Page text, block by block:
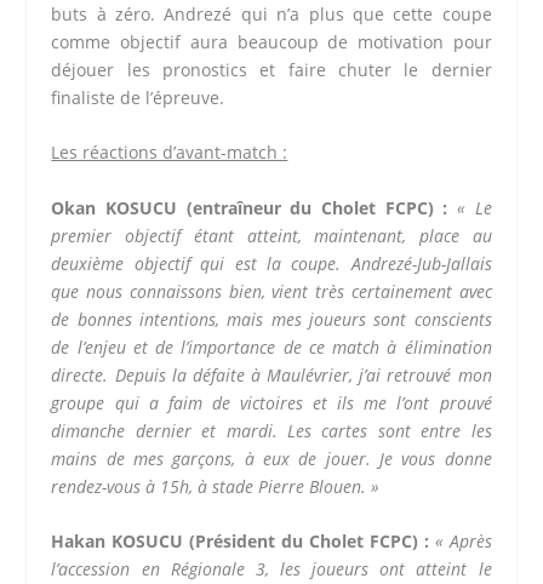
buts à zéro. Andrezé qui n’a plus que cette coupe
comme objectif aura beaucoup de motivation pour
déjouer les pronostics et faire chuter le dernier
finaliste de l’épreuve.
Les réactions d’avant-match :
Okan KOSUCU (entraîneur du Cholet FCPC) : « Le
premier objectif étant atteint, maintenant, place au
deuxième objectif qui est la coupe. Andrezé-Jub-Jallais
que nous connaissons bien, vient très certainement avec
de bonnes intentions, mais mes joueurs sont conscients
de l’enjeu et de l’importance de ce match à élimination
directe. Depuis la défaite à Maulévrier, j’ai retrouvé mon
groupe qui a faim de victoires et ils me l’ont prouvé
dimanche dernier et mardi. Les cartes sont entre les
mains de mes garçons, à eux de jouer. Je vous donne
rendez-vous à 15h, à stade Pierre Blouen. »
Hakan KOSUCU (Président du Cholet FCPC) : « Après
l’accession en Régionale 3, les joueurs ont atteint le